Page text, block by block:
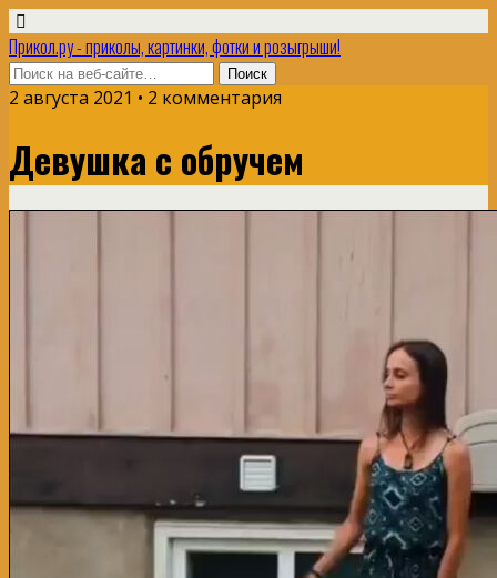
Прикол.ру - приколы, картинки, фотки и розыгрыши!
2 августа 2021 • 2 комментария
Девушка с обручем